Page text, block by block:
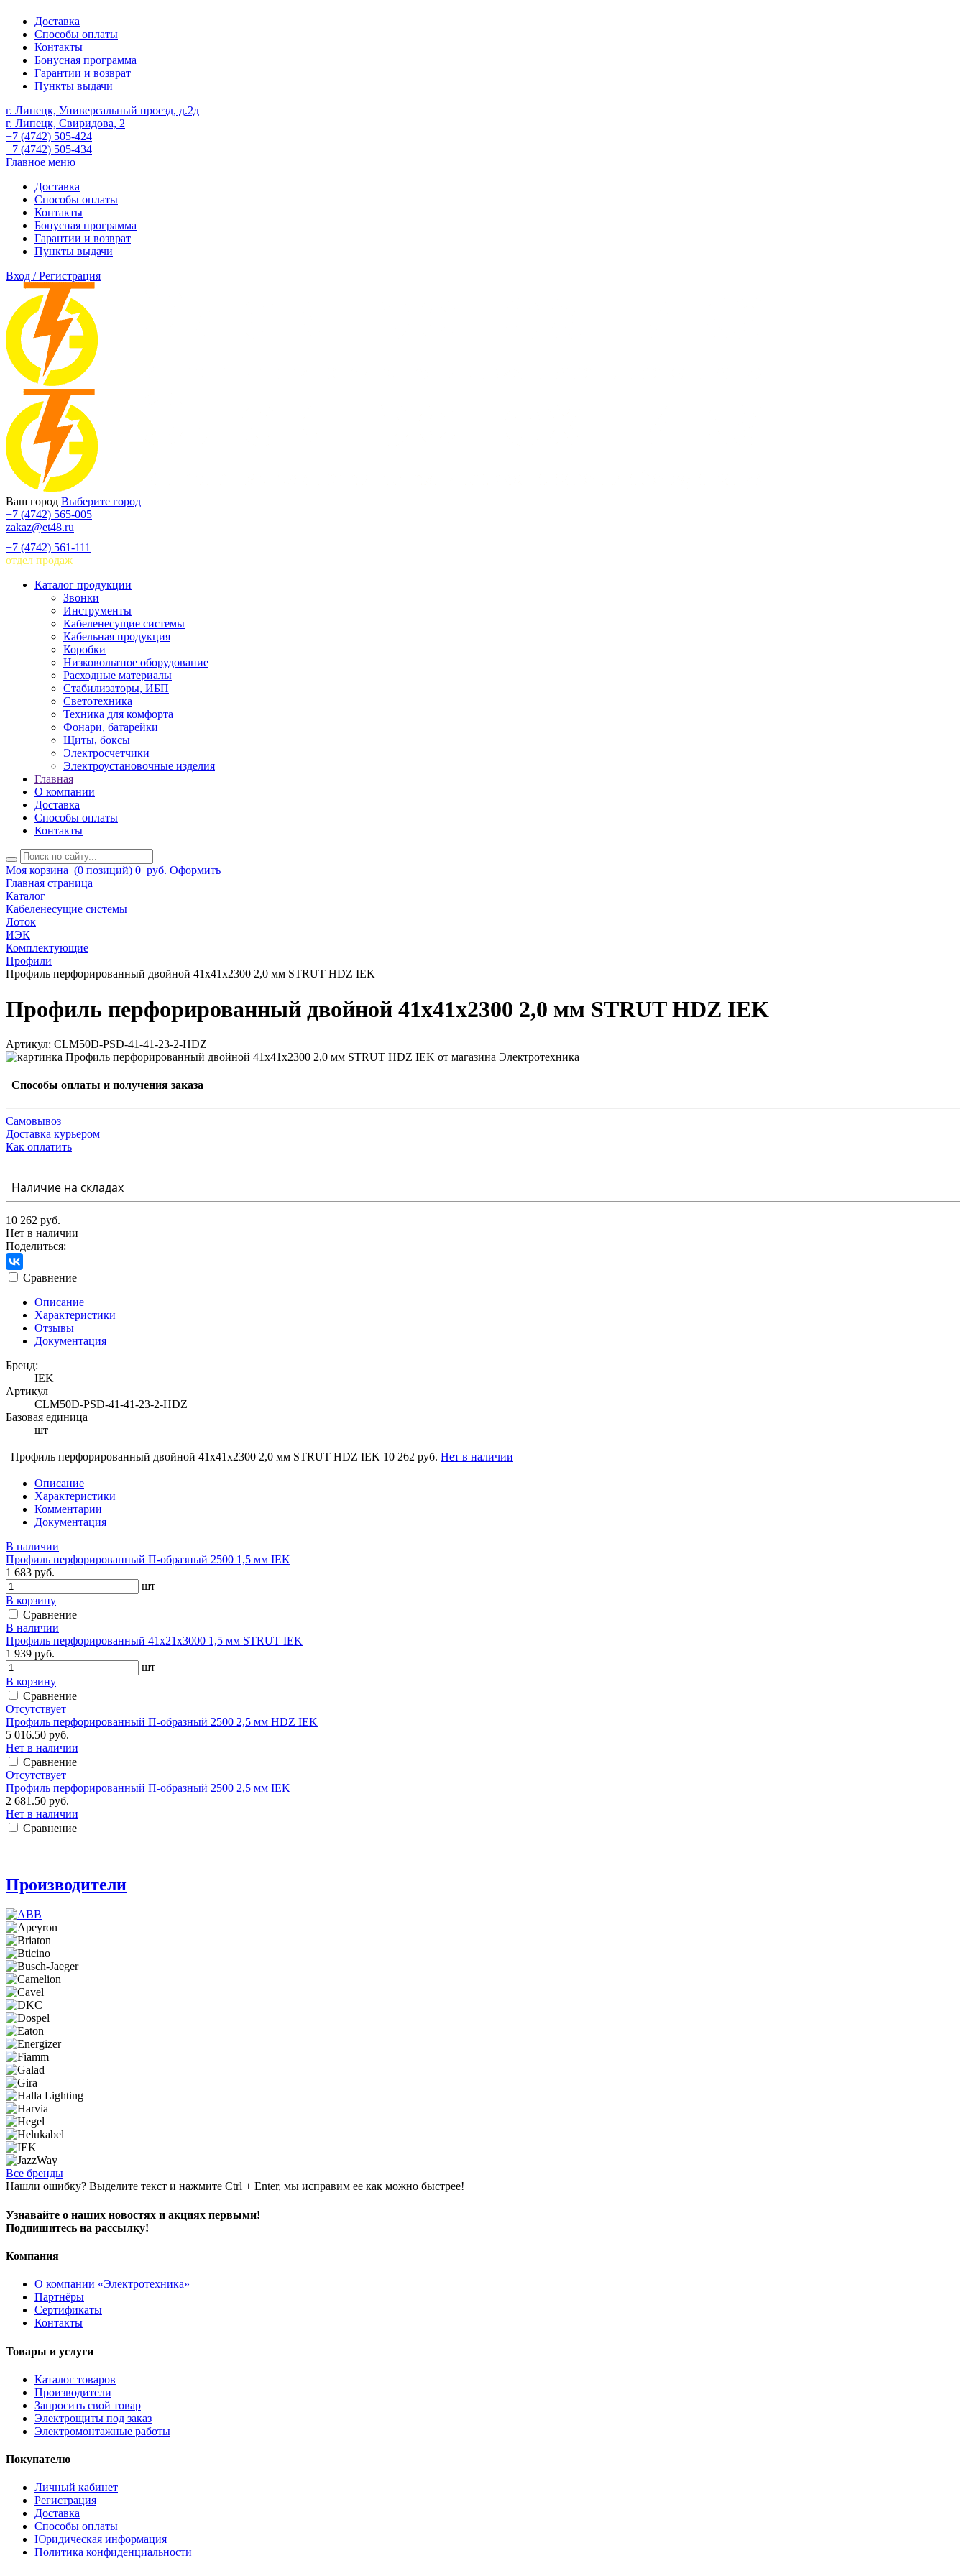
Доставка
Способы оплаты
Контакты
Бонусная программа
Гарантии и возврат
Пункты выдачи
г. Липецк, Универсальный проезд, д.2д
г. Липецк, Свиридова, 2
+7 (4742) 505-424
+7 (4742) 505-434
Главное меню
Доставка
Способы оплаты
Контакты
Бонусная программа
Гарантии и возврат
Пункты выдачи
Вход / Регистрация
Ваш город Выберите город
+7 (4742) 565-005
zakaz@et48.ru
+7 (4742) 561-111
отдел продаж
Каталог продукции
Звонки
Инструменты
Кабеленесущие системы
Кабельная продукция
Коробки
Низковольтное оборудование
Расходные материалы
Стабилизаторы, ИБП
Светотехника
Техника для комфорта
Фонари, батарейки
Щиты, боксы
Электросчетчики
Электроустановочные изделия
Главная
О компании
Доставка
Способы оплаты
Контакты
Моя корзина (0 позиций) 0 руб. Оформить
Главная страница
Каталог
Кабеленесущие системы
Лоток
ИЭК
Комплектующие
Профили
Профиль перфорированный двойной 41х41х2300 2,0 мм STRUT HDZ IEK
Профиль перфорированный двойной 41х41х2300 2,0 мм STRUT HDZ IEK
Артикул: CLM50D-PSD-41-41-23-2-HDZ
Способы оплаты и получения заказа
Самовывоз
Доставка курьером
Как оплатить
Наличие на складах
10 262 руб.
Нет в наличии
Поделиться:
Сравнение
Описание
Характеристики
Отзывы
Документация
Бренд:
IEK
Артикул
CLM50D-PSD-41-41-23-2-HDZ
Базовая единица
шт
Профиль перфорированный двойной 41х41х2300 2,0 мм STRUT HDZ IEK 10 262 руб. Нет в наличии
Описание
Характеристики
Комментарии
Документация
В наличии
Профиль перфорированный П-образный 2500 1,5 мм IEK
1 683 руб.
шт
В корзину
Сравнение
В наличии
Профиль перфорированный 41х21х3000 1,5 мм STRUT IEK
1 939 руб.
шт
В корзину
Сравнение
Отсутствует
Профиль перфорированный П-образный 2500 2,5 мм HDZ IEK
5 016.50 руб.
Нет в наличии
Сравнение
Отсутствует
Профиль перфорированный П-образный 2500 2,5 мм IEK
2 681.50 руб.
Нет в наличии
Сравнение
Производители
Все бренды
Нашли ошибку? Выделите текст и нажмите Ctrl + Enter, мы исправим ее как можно быстрее!
Узнавайте о наших новостях и акциях первыми!
Подпишитесь на рассылку!
Компания
О компании «Электротехника»
Партнёры
Сертификаты
Контакты
Товары и услуги
Каталог товаров
Производители
Запросить свой товар
Электрощиты под заказ
Электромонтажные работы
Покупателю
Личный кабинет
Регистрация
Доставка
Способы оплаты
Юридическая информация
Политика конфиденциальности